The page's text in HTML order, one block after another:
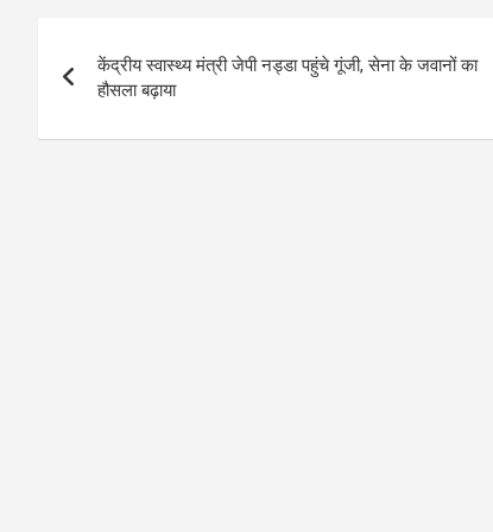
navigation
केंद्रीय स्वास्थ्य मंत्री जेपी नड्डा पहुंचे गूंजी, सेना के जवानों का
हौसला बढ़ाया